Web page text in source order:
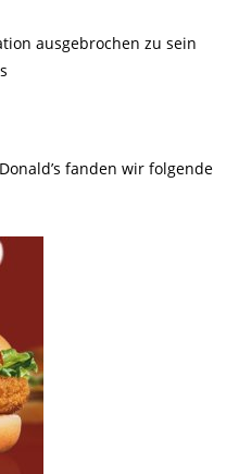
ausgebrochen zu sein
fanden wir folgende